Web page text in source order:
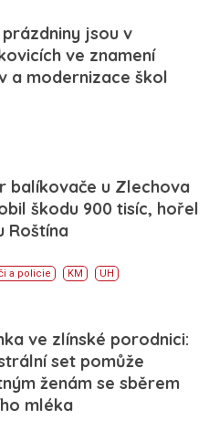
jsou v
ve znamení
a modernizace škol
balíkovače u Zlechova
škodu 900 tisíc, hořel
Roštína
a policie KM UH
ve zlínské porodnici:
set pomůže
ženám se sběrem
mléka